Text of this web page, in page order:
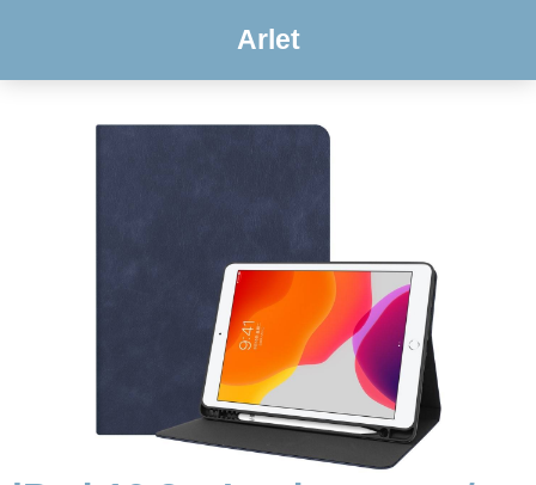
Arlet